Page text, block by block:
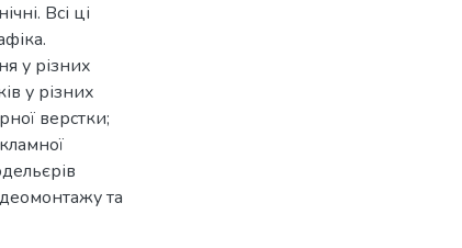
Всі ці
у різних
у різних
верстки;
та